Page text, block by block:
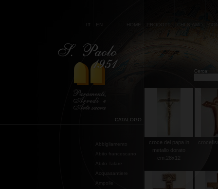
IT EN HOME PRODOTTI CHI SIAMO
Cerca:
CATALOGO
Abbigliamento
Abito francescano
Abito Talare
Acquasantiere
Ampolle
croce del papa in
metallo dorato
cm.28x12